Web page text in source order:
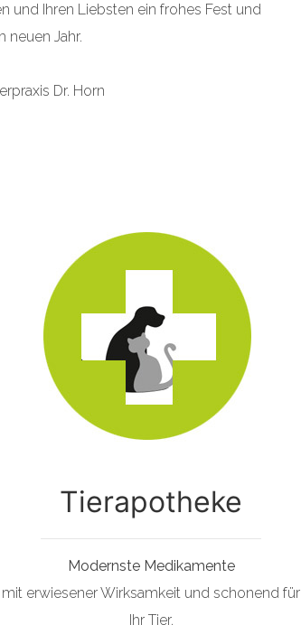
und Ihren Liebsten ein frohes Fest und
neuen Jahr.
Dr. Horn
Tierapotheke
Modernste Medikamente
mit erwiesener Wirksamkeit und schonend für
Ihr Tier.